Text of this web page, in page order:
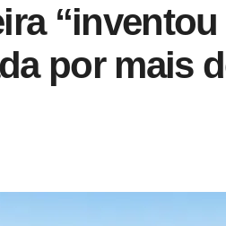
“inventou
por mais